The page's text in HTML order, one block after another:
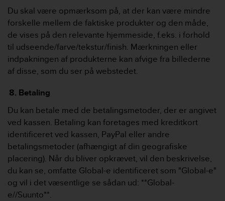
Du skal være opmærksom på, at der kan være mindre
forskelle mellem de faktiske produkter og den måde,
de vises på den relevante hjemmeside, f.eks. i forhold
til udseende/farve/tekstur/finish. Mærkningen eller
indpakningen af ​​produkterne kan afvige fra billederne
af disse, som du ser på webstedet.
Betaling
Du kan betale med de betalingsmetoder, der er angivet
ved kassen. Betaling kan foretages med kreditkort
identificeret ved kassen, PayPal eller andre
betalingsmetoder (afhængigt af din geografiske
placering). Når du bliver opkrævet, vil den beskrivelse,
du kan se, omfatte Global-e identificeret som "Global-e"
og vil i det væsentlige se sådan ud: **Global-
e//Suunto**.